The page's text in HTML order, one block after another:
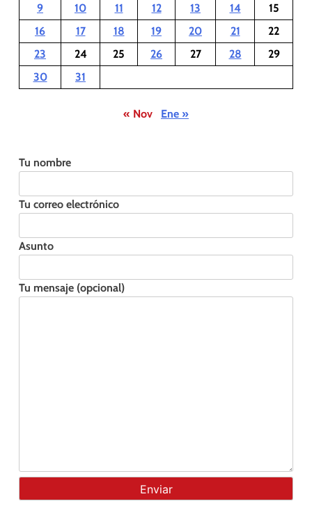
9
10 11 12 13 14
15
16
17 18 19 20 21
22
23
24 25 26 27 28
29
30
31
« Nov Ene »
Tu nombre
Tu correo electrónico
Asunto
Tu mensaje (opcional)